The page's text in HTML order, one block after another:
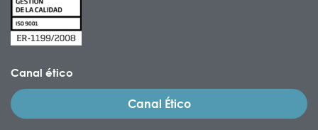
Canal ético
Canal Ético